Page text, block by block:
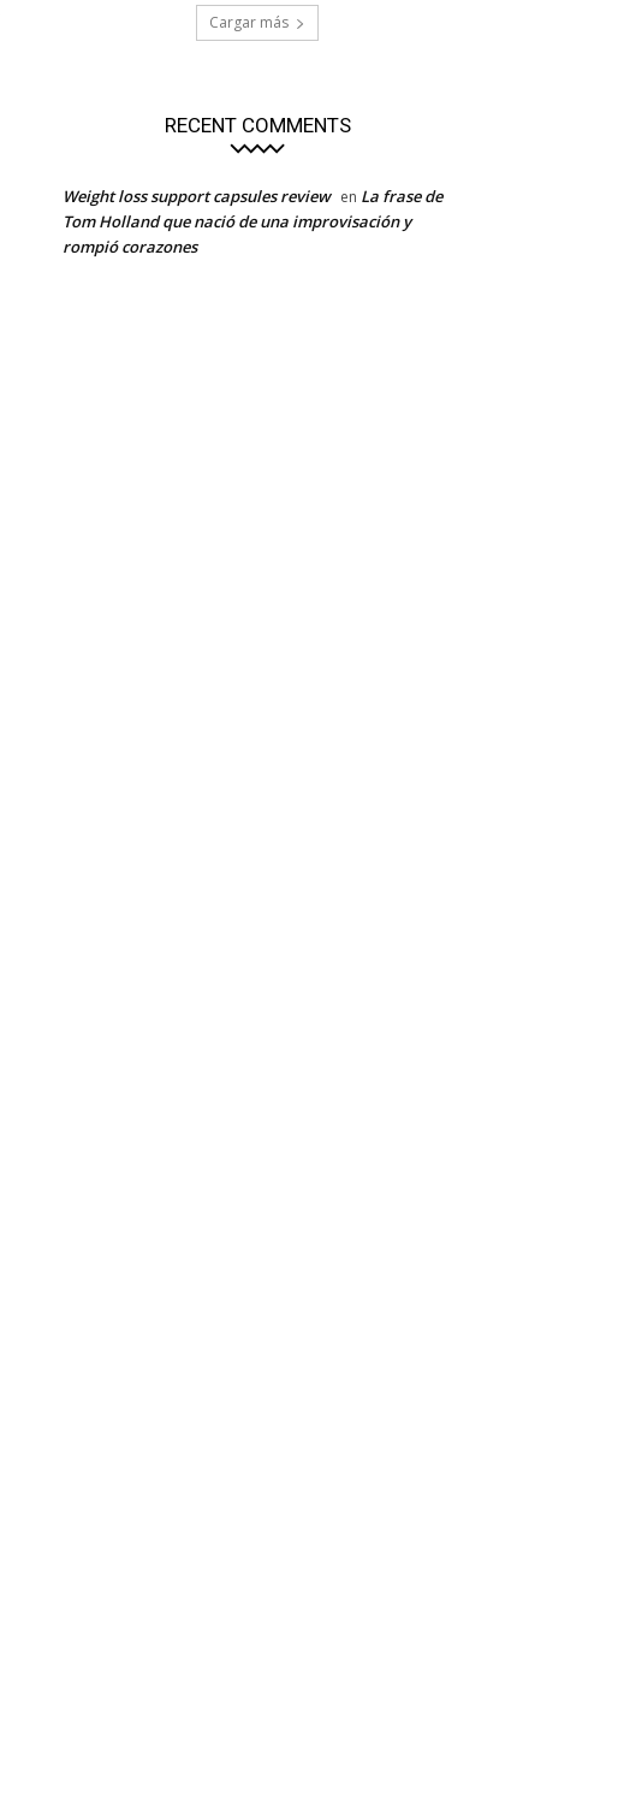
Cargar más
RECENT COMMENTS
Weight loss support capsules review en La frase de
Tom Holland que nació de una improvisación y
rompió corazones